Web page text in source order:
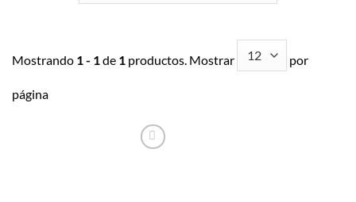
Mostrando 1 - 1 de 1 productos. Mostrar por
página